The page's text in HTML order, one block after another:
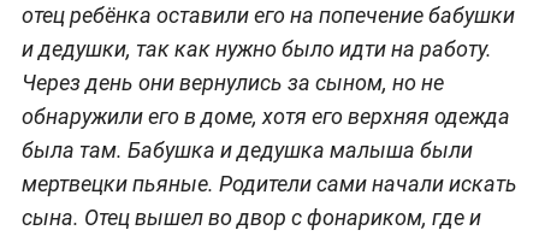
отец ребёнка оставили его на попечение бабушки
и дедушки, так как нужно было идти на работу.
Через день они вернулись за сыном, но не
обнаружили его в доме, хотя его верхняя одежда
была там. Бабушка и дедушка малыша были
мертвецки пьяные. Родители сами начали искать
сына. Отец вышел во двор с фонариком, где и